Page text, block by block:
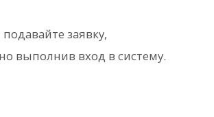
заявку,
выполнив вход в систему.